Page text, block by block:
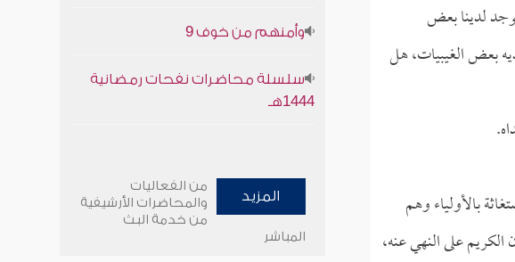
لدينا بعض
بعض الغيبيات، هل
بالأولياء وهم
على النهي عنه،
وأمنهم من خوف 9
سلسلة محاضرات نفحات رمضانية
1444هـ
المزيد
من الفعاليات
والمحاضرات الأرشيفية
من خدمة البث
المباشر